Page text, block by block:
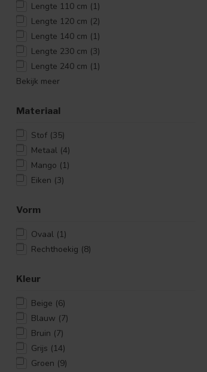
Lengte 110 cm (1)
Lengte 120 cm (2)
Lengte 140 cm (1)
Lengte 230 cm (3)
Lengte 240 cm (1)
Bekijk meer
Materiaal
Stof (35)
Metaal (4)
Mango (1)
Eiken (3)
Vorm
Ovaal (1)
Rechthoekig (8)
Kleur
Beige (6)
Blauw (7)
Bruin (7)
Grijs (14)
Groen (9)